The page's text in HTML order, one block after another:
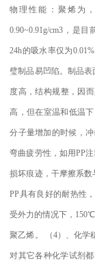
物理性能：聚烯为
0.90~0.91g/cm3 ，是目
24h的吸水率仅为0.01%
璧制品易凹陷。制品表
度高，结构规整，因
高，但在室温和低温
分子量增加的时候，
弯曲疲劳性，如用PP
损坏痕迹，干摩擦系数
PP具有良好的耐热性
受外力的情况下， 150℃
聚乙烯。 （4）、化学
对其它各种化学试剂